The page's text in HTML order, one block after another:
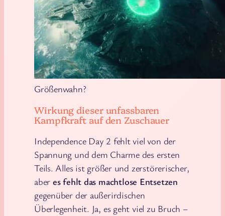
Größenwahn?
Wirkung dieser unfassbaren
Kampfkraft auf den Zuschauer
Independence Day 2 fehlt viel von der
Spannung und dem Charme des ersten
Teils. Alles ist größer und zerstörerischer,
aber es fehlt das machtlose Entsetzen
gegenüber der außerirdischen
Überlegenheit. Ja, es geht viel zu Bruch –